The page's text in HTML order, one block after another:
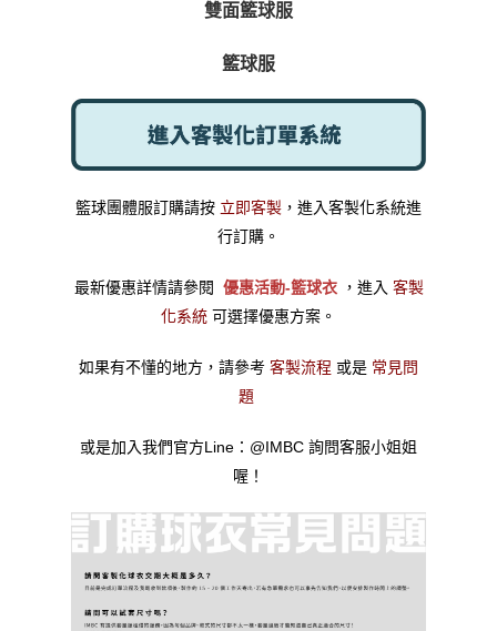
雙面籃球服
籃球服
籃球團體服訂購請按 立即客製 ，進入客製化系統進
行訂購。
最新優惠詳情請參閱 優惠活動-籃球衣 ，進入 客製
化系統 可選擇優惠方案。
如果有不懂的地方，請參考 客製流程 或是 常見問
題
或是加入我們官方Line：@IMBC 詢問客服小姐姐
喔！